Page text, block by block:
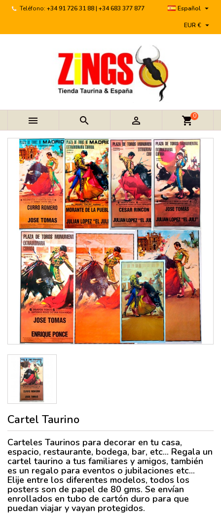
Teléfono: +34 91 726 31 88 | +34 683 377 877 Español 
EUR € 
   shopping_cart0
Cartel Taurino
Carteles Taurinos para decorar en tu casa,
espacio, restaurante, bodega, bar, etc... Regala un
cartel taurino a tus familiares y amigos, también
es un regalo para eventos o jubilaciones etc...
Elije entre los diferentes modelos, todos los
posters son de papel de 80 gms. Se envían
enrollados en tubo de cartón duro para que
puedan viajar y vayan protegidos.